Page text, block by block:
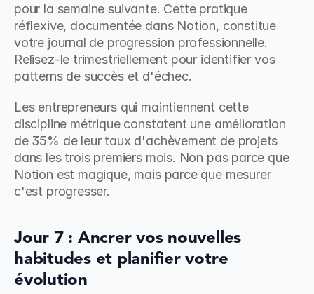
pour la semaine suivante. Cette pratique
réflexive, documentée dans Notion, constitue
votre journal de progression professionnelle.
Relisez-le trimestriellement pour identifier vos
patterns de succès et d'échec.
Les entrepreneurs qui maintiennent cette
discipline métrique constatent une amélioration
de 35% de leur taux d'achèvement de projets
dans les trois premiers mois. Non pas parce que
Notion est magique, mais parce que mesurer
c'est progresser.
Jour 7 : Ancrer vos nouvelles
habitudes et planifier votre
évolution